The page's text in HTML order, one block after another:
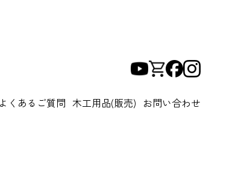
よくあるご質問 木工用品(販売) お問い合わせ